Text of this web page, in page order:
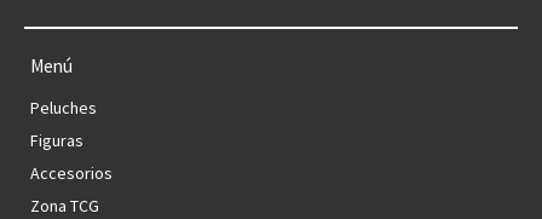
Menú
Peluches
Figuras
Accesorios
Zona TCG